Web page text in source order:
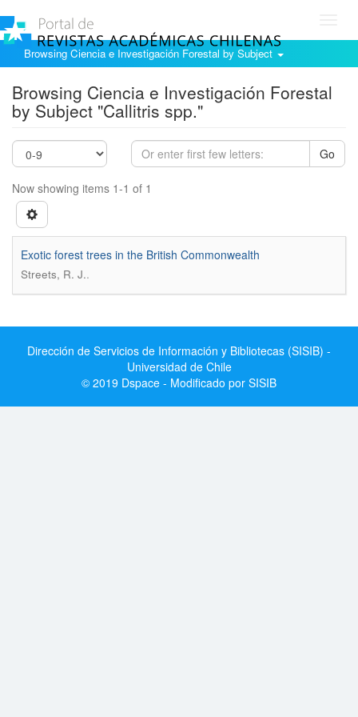
Browsing Ciencia e Investigación Forestal by Subject
Browsing Ciencia e Investigación Forestal
by Subject "Callitris spp."
Go
Now showing items 1-1 of 1
Exotic forest trees in the British Commonwealth
Streets, R. J..
Dirección de Servicios de Información y Bibliotecas (SISIB) -
Universidad de Chile
© 2019 Dspace - Modificado por SISIB